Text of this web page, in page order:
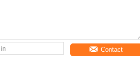
Contact